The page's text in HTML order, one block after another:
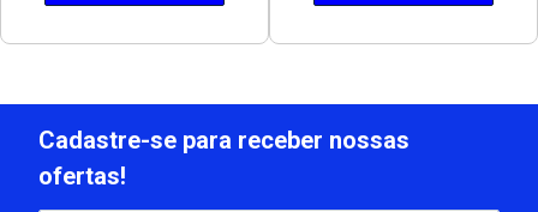
Cadastre-se para receber nossas
ofertas!